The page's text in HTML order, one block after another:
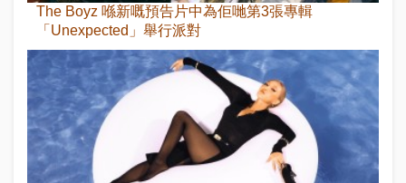
The Boyz 喺新嘅預告片中為佢哋第3張專輯
「Unexpected」舉行派對